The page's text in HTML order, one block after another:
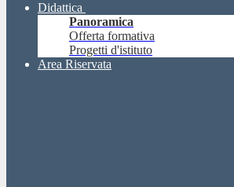
Didattica
Panoramica
Offerta formativa
Progetti d'istituto
Area Riservata